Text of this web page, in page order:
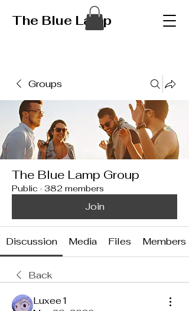
The Blue Lamp
Groups
The Blue Lamp Group
Public · 382 members
Join
Discussion Media Files Members
Back
Luxee1